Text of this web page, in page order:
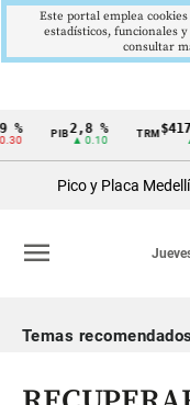
Cintillo
Colombia
PIB2,8 %
▲ 0.10
TRM
▲
Pico y Placa
menu
Temas recomendados
Este portal emplea
estadísticos, funcionales
consultar